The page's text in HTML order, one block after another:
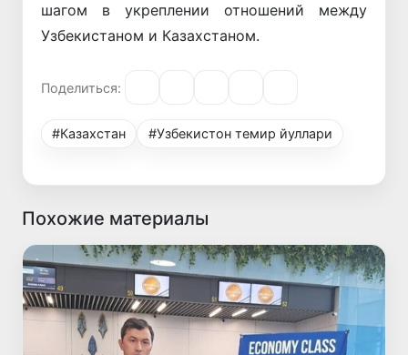
шагом в укреплении отношений между
Узбекистаном и Казахстаном.
Поделиться:
#Казахстан #Узбекистон темир йуллари
Похожие материалы